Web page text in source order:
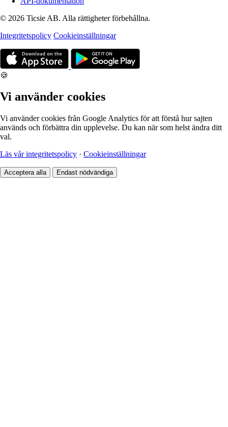
© 2026 Ticsie AB. Alla rättigheter förbehållna.
Integritetspolicy Cookieinställningar
🍪
Vi använder cookies
Vi använder cookies från Google Analytics för att förstå hur sajten
används och förbättra din upplevelse. Du kan när som helst ändra ditt
val.
Läs vår integritetspolicy · Cookieinställningar
Acceptera alla Endast nödvändiga